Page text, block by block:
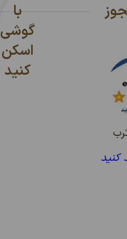
کنید
با
گوشی
اسکن
کنید